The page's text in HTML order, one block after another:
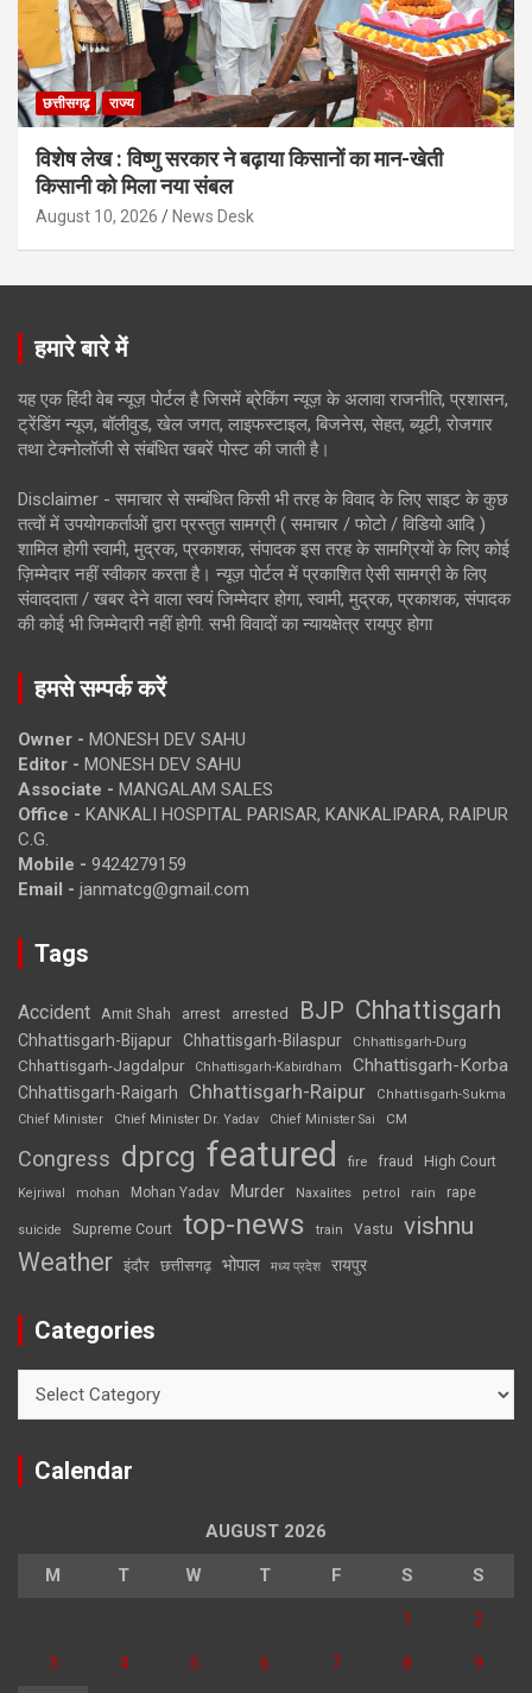
छत्तीसगढ़ राज्य
विशेष लेख : विष्णु सरकार ने बढ़ाया किसानों का मान-खेती
किसानी को मिला नया संबल
August 10, 2026 News Desk
हमारे बारे में
यह एक हिंदी वेब न्यूज़ पोर्टल है जिसमें ब्रेकिंग न्यूज़ के अलावा राजनीति, प्रशासन,
ट्रेंडिंग न्यूज, बॉलीवुड, खेल जगत, लाइफस्टाइल, बिजनेस, सेहत, ब्यूटी, रोजगार
तथा टेक्नोलॉजी से संबंधित खबरें पोस्ट की जाती है।
Disclaimer - समाचार से सम्बंधित किसी भी तरह के विवाद के लिए साइट के कुछ
तत्वों में उपयोगकर्ताओं द्वारा प्रस्तुत सामग्री ( समाचार / फोटो / विडियो आदि )
शामिल होगी स्वामी, मुद्रक, प्रकाशक, संपादक इस तरह के सामग्रियों के लिए कोई
ज़िम्मेदार नहीं स्वीकार करता है। न्यूज़ पोर्टल में प्रकाशित ऐसी सामग्री के लिए
संवाददाता / खबर देने वाला स्वयं जिम्मेदार होगा, स्वामी, मुद्रक, प्रकाशक, संपादक
की कोई भी जिम्मेदारी नहीं होगी. सभी विवादों का न्यायक्षेत्र रायपुर होगा
हमसे सम्पर्क करें
Owner - MONESH DEV SAHU
Editor - MONESH DEV SAHU
Associate - MANGALAM SALES
Office - KANKALI HOSPITAL PARISAR, KANKALIPARA, RAIPUR
C.G.
Mobile - 9424279159
Email - janmatcg@gmail.com
Tags
Accident Amit Shah arrest arrested BJP Chhattisgarh
Chhattisgarh-Bijapur Chhattisgarh-Bilaspur Chhattisgarh-Durg
Chhattisgarh-Jagdalpur Chhattisgarh-Kabirdham Chhattisgarh-Korba
Chhattisgarh-Raigarh Chhattisgarh-Raipur
Chhattisgarh-Sukma
Chief Minister
Chief Minister Dr. Yadav Chief Minister Sai CM
Congress dprcg featured fire fraud High Court
Kejriwal mohan Mohan Yadav Murder Naxalites petrol rain rape
suicide Supreme Court top-news train Vastu vishnu
Weather इंदौर छत्तीसगढ़ भोपाल मध्य प्रदेश रायपुर
Categories
Calendar
AUGUST 2026
M T W T F S S
1 2
3 4 5 6 7 8 9